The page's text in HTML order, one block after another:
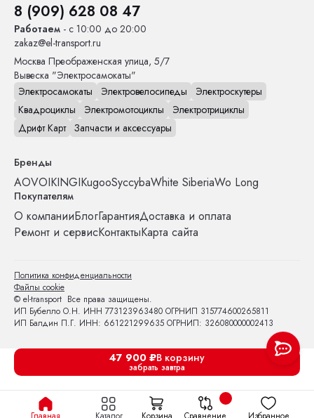
47 900 ₽В корзину
забрать завтра
Главная Каталог
8 (909) 628 08 47
Работаем - с 10:00 до 20:00
zakaz@el-transport.ru
Москва Преображенская улица, 5/7
Вывеска "Электросамокаты"
Электросамокаты
Электровелосипеды
Электроскутеры
Квадроциклы
Электромотоциклы
Электротрициклы
Дрифт Карт Запчасти и аксессуары
Бренды
AOVOIKINGIKugooSyccybaWhite SiberiaWo Long
Покупателям
О компанииБлогГарантияДоставка и оплата
Ремонт и сервисКонтактыКарта сайта
© el-transport Все права защищены.
ИП Бубелло О.Н. ИНН 773123963480 ОГРНИП 315774600265811
ИП Балдин П.Г. ИНН: 661221299635 ОГРНИП: 326080000002413
Политика конфиденциальности
Файлы cookie